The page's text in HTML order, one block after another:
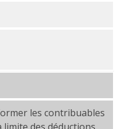
: Limitation des
les contribuables